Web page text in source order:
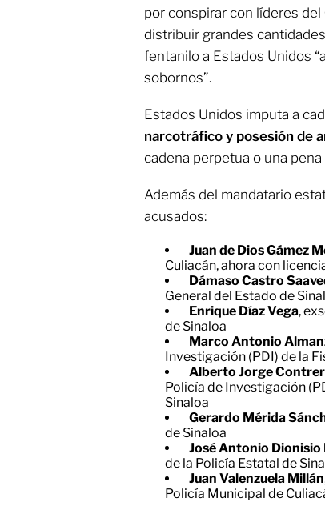
por conspirar con líderes del
distribuir grandes
fentanilo a Estados Unidos
sobornos”.
Estados Unidos imputa a
narcotráfico y posesión de
cadena perpetua o una
Además del mandatario
acusados:
Juan de Dios Gámez
Culiacán, ahora con
Dámaso Castro
General del Estado de
Enrique Díaz Vega,
de Sinaloa
Marco Antonio
Investigación (PDI) de la
Alberto Jorge
Policía de Investigación
Sinaloa
Gerardo Mérida
de Sinaloa
José Antonio
de la Policía Estatal de
Juan Valenzuela Millán
Policía Municipal de